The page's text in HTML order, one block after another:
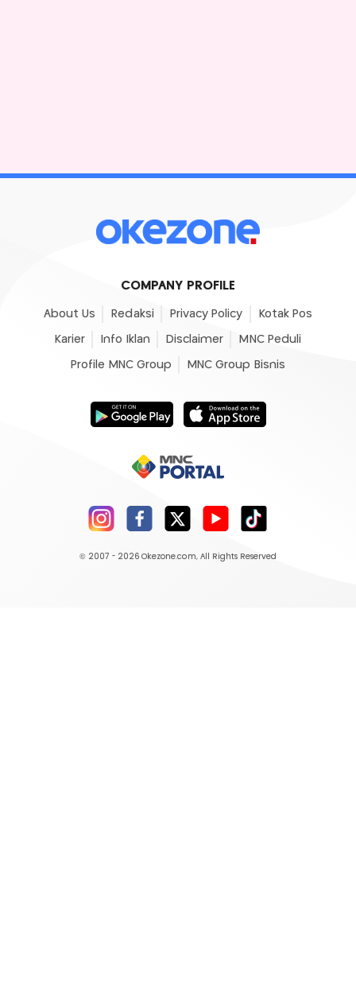
COMPANY PROFILE
About Us Redaksi Privacy Policy Kotak Pos
Karier Info Iklan Disclaimer MNC Peduli
Profile MNC Group MNC Group Bisnis
© 2007 - 2026 Okezone.com, All Rights Reserved